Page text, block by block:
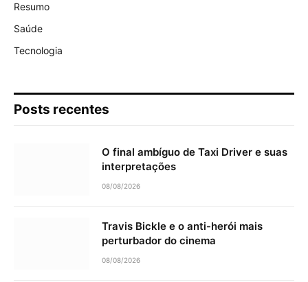
Resumo
Saúde
Tecnologia
Posts recentes
O final ambíguo de Taxi Driver e suas
interpretações
08/08/2026
Travis Bickle e o anti-herói mais
perturbador do cinema
08/08/2026